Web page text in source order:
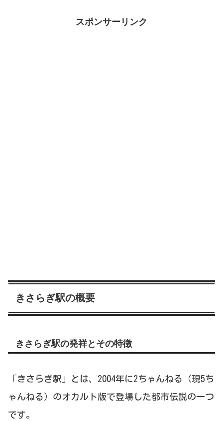
スポンサーリンク
きさらぎ駅の概要
きさらぎ駅の発祥とその特徴
「きさらぎ駅」とは、2004年に2ちゃんねる（現5ち
ゃんねる）のオカルト版で登場した都市伝説の一つ
です。